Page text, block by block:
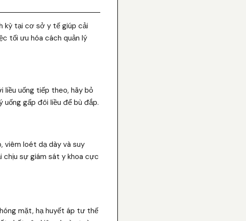
kỳ tại cơ sở y tế giúp cải
tối ưu hóa cách quản lý
liều uống tiếp theo, hãy bỏ
gấp đôi liều để bù đắp.
viêm loét dạ dày và suy
chịu sự giám sát y khoa cực
mặt, hạ huyết áp tư thế